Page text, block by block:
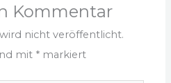
Kommentar
nicht veröffentlicht.
mit * markiert